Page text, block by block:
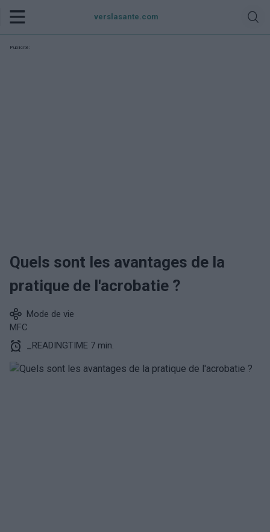
verslasante.com
Publicité:
Quels sont les avantages de la
pratique de l'acrobatie ?
Mode de vie
MFC
_READINGTIME 7 min.